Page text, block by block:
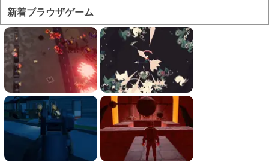
対人ゲームとしてかなり人気の高い「フォートナ
イト」をブラウザで遊...
フォートナイト風の建...
フォートナイト風の建築バトルが楽しめる無料ブ
ラウザTPS。
ソロとチーム戦を様々...
お手軽に対戦バトルを楽しめるのが魅力のブラウ
新着ブラウザゲーム